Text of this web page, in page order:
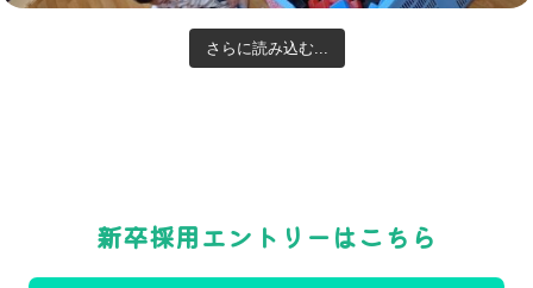
さらに読み込む...
新卒採用エントリーはこちら